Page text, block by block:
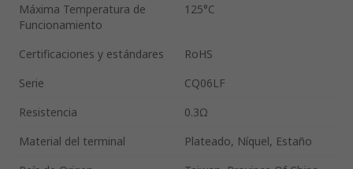
Máxima Temperatura de
Funcionamiento
125°C
Certificaciones y estándares
RoHS
Serie
CQ06LF
Resistencia
0.3Ω
Material del terminal
Plateado, Níquel, Estaño